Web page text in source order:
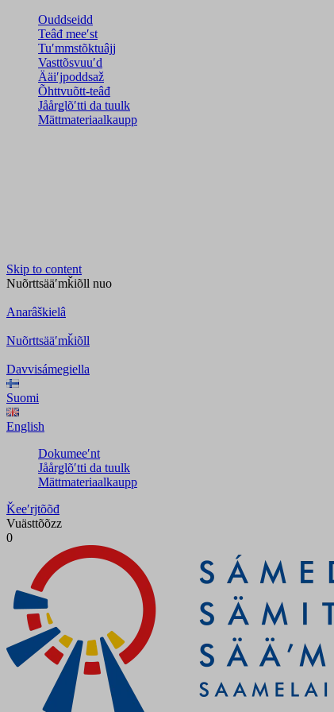
Ouddseidd
Teâđ meeʹst
Tuʹmmstõktuâjj
Vasttõsvuuʹd
Ääiʹjpoddsaž
Õhttvuõtt-teâđ
Jåårǥlõʹtti da tuulk
Mättmateriaalkaupp
Skip to content
Nuõrttsääʹmǩiõll nuo
Anarâškielâ
Nuõrttsääʹmǩiõll
Davvisámegiella
Suomi
English
Dokumeeʹnt
Jåårǥlõʹtti da tuulk
Mättmateriaalkaupp
Ǩeeʹrjtõõđ
Vuästtõõzz
0